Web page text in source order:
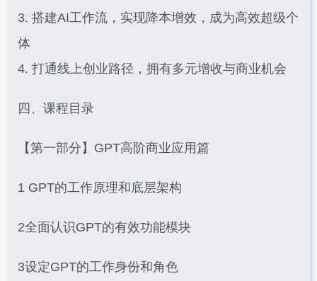
3. 搭建AI工作流，实现降本增效，成为高效超级个
体
4. 打通线上创业路径，拥有多元增收与商业机会
四、课程目录
【第一部分】GPT高阶商业应用篇
1 GPT的工作原理和底层架构
2全面认识GPT的有效功能模块
3设定GPT的工作身份和角色